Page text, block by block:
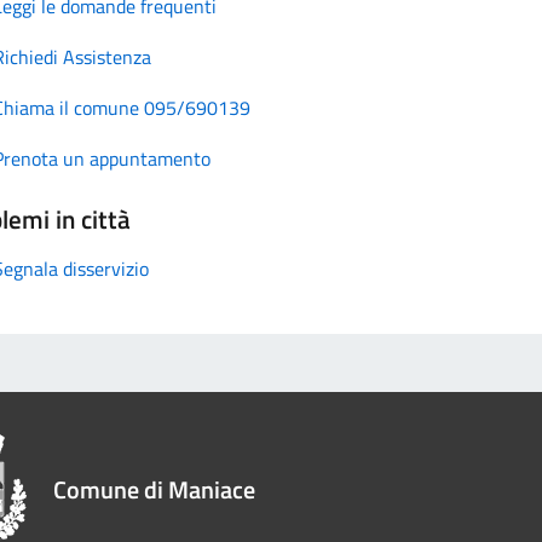
Assistenza
il comune 095/690139
un appuntamento
in città
disservizio
Comune di Maniace